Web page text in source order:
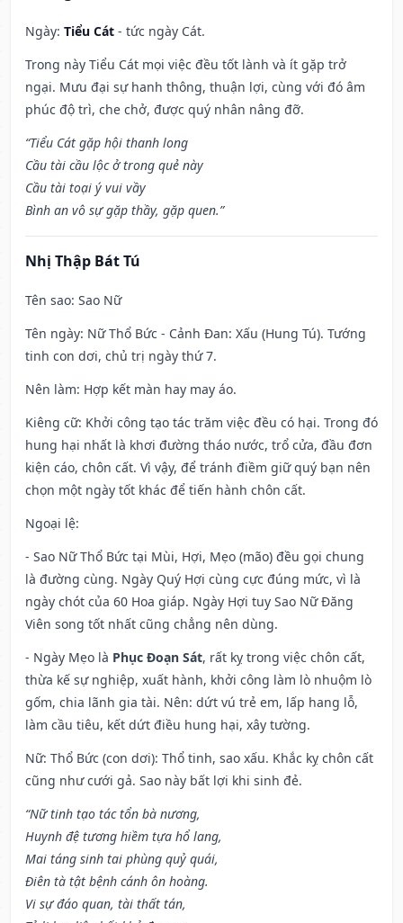
Ngày: Tiểu Cát - tức ngày Cát.
Trong này Tiểu Cát mọi việc đều tốt lành và ít gặp trở
ngại. Mưu đại sự hanh thông, thuận lợi, cùng với đó âm
phúc độ trì, che chở, được quý nhân nâng đỡ.
“Tiểu Cát gặp hội thanh long
Cầu tài cầu lộc ở trong quẻ này
Cầu tài toại ý vui vầy
Bình an vô sự gặp thầy, gặp quen.”
Nhị Thập Bát Tú
Tên sao: Sao Nữ
Tên ngày: Nữ Thổ Bức - Cảnh Đan: Xấu (Hung Tú). Tướng
tinh con dơi, chủ trị ngày thứ 7.
Nên làm: Hợp kết màn hay may áo.
Kiêng cữ: Khởi công tạo tác trăm việc đều có hại. Trong đó
hung hại nhất là khơi đường tháo nước, trổ cửa, đầu đơn
kiện cáo, chôn cất. Vì vậy, để tránh điềm giữ quý bạn nên
chọn một ngày tốt khác để tiến hành chôn cất.
Ngoại lệ:
- Sao Nữ Thổ Bức tại Mùi, Hợi, Mẹo (mão) đều gọi chung
là đường cùng. Ngày Quý Hợi cùng cực đúng mức, vì là
ngày chót của 60 Hoa giáp. Ngày Hợi tuy Sao Nữ Đăng
Viên song tốt nhất cũng chẳng nên dùng.
- Ngày Mẹo là Phục Đoạn Sát, rất kỵ trong việc chôn cất,
thừa kế sự nghiệp, xuất hành, khởi công làm lò nhuộm lò
gốm, chia lãnh gia tài. Nên: dứt vú trẻ em, lấp hang lỗ,
làm cầu tiêu, kết dứt điều hung hại, xây tường.
Nữ: Thổ Bức (con dơi): Thổ tinh, sao xấu. Khắc kỵ chôn cất
cũng như cưới gả. Sao này bất lợi khi sinh đẻ.
“Nữ tinh tạo tác tổn bà nương,
Huynh đệ tương hiềm tựa hổ lang,
Mai táng sinh tai phùng quỷ quái,
Điên tà tật bệnh cánh ôn hoàng.
Vi sự đáo quan, tài thất tán,